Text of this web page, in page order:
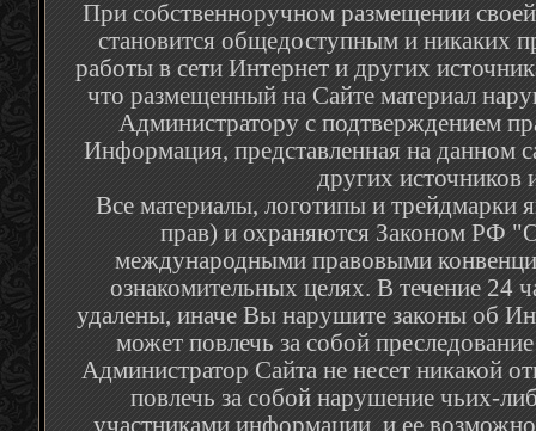
При собственноручном размещении
становится общедоступным и никаких
работы в сети Интернет и других
что размещенный на Сайте материал
Администратору с подтверждением
Информация, представленная на данном
других
Все материалы, логотипы и трейдмарки
прав) и охраняются Законом РФ
международными правовыми
ознакомительных целях. В течение 24
удалены, иначе Вы нарушите законы об
может повлечь за собой
Администратор Сайта не несет никакой
повлечь за собой нарушение чьих-
участниками информации, и ее